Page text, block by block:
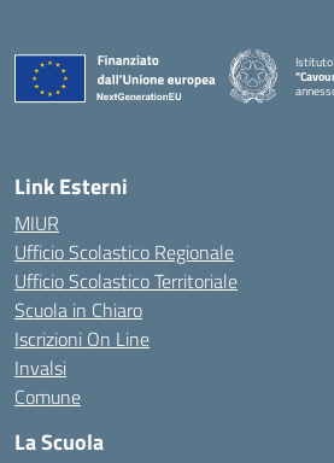
Istituto
Link Esterni
MIUR
Ufficio Scolastico Regionale
Ufficio Scolastico Territoriale
Scuola in Chiaro
Iscrizioni On Line
Invalsi
Comune
La Scuola